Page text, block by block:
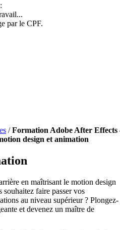
:
par le CPF.
/Formation Adobe After Effects
design et animation
en maîtrisant le motion design
faire passer vos
au niveau supérieur ? Plongez-
et devenez un maître de